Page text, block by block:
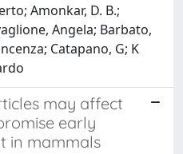
Amonkar, D. B.;
Angela; Barbato,
Catapano, G; K
may affect
early
in mammals